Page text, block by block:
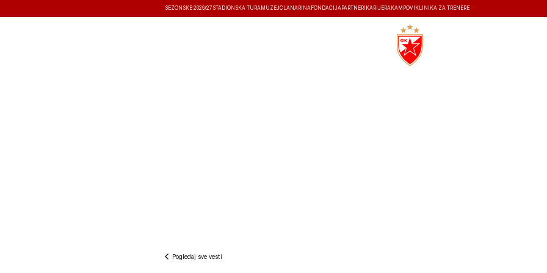
SEZONSKE 2026/27 STADIONSKA TURA MUZEJČLANARINA FONDACIJA PARTNERI KARIJERA KAMPOVI KLINIKA ZA TRENERE
Pogledaj sve vesti